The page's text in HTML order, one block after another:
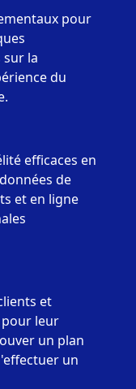
pour
sur la
du
efficaces en
de
et en ligne
et
leur
un plan
un